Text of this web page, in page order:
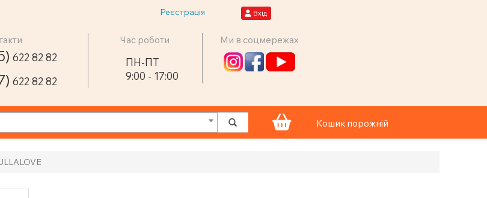
Реєстрація Вхід
622 82 82
622 82 82
Час роботи
ПН-ПТ
9:00 - 17:00
Ми в соцмережах
Кошик порожній